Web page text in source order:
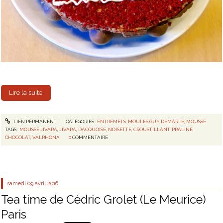
Lire la suite
LIEN PERMANENT CATÉGORIES : ENTREMETS, MOULES GUY DEMARLE, MOUSSE
TAGS : MOUSSE JIVARA JIVARA DACQUOISE NOISETTE ,CROUSTILLANT, PRALINÉ
CHOCOLAT,VALRHONA 0 COMMENTAIRE
samedi 09 avril 2016
Tea time de Cédric Grolet (Le Meurice)
Paris